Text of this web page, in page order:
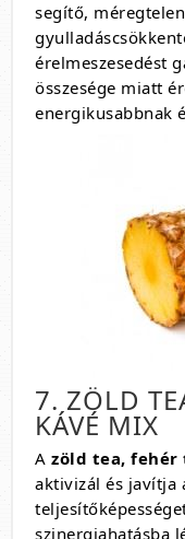
segítő,
érelmeszesedést
összesége miatt
energikusabbnak
7. ZÖLD
KÁVÉ MIX
A zöld tea, fehér
aktivizál és javítja
szinergiahatásba